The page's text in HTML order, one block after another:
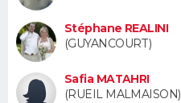
COPAINS D'AVANT
S'inscrire
Se connecter
Lycées
Collèges
Primaires
Universités
Entreprises
Service militaire
Avis de recherche
AVIS DE DÉCÈS
FORUM
Stéphane REALINI
(GUYANCOURT)
Safia MATAHRI
(RUEIL MALMAISON)